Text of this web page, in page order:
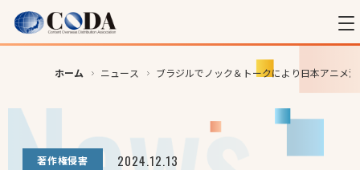
ホーム ニュース ブラジルでノック＆トークにより日本アニメ
著作権侵害 2024.12.13